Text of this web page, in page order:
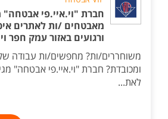
חברת "וי.איי.פי אבטחה"
מאבטחים /ות לאתרים
ורגועים באזור עמק חפר
משוחררים/ות? מחפשים/ות עבודה
ומכובדת? חברת "וי.איי.פי אבטחה"
לאת...